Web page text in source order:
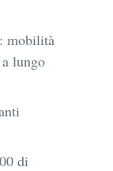
mobilità
lungo
di